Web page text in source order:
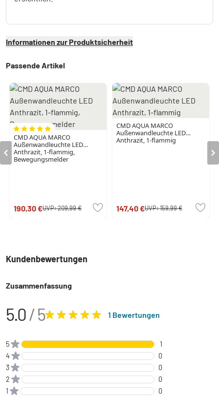
Informationen zur Produktsicherheit
Passende Artikel
CMD AQUA MARCO
Außenwandleuchte LED
Anthrazit, 1-flammig,
Bewegungsmelder
190,30 €UVP:209,99 €
CMD AQUA MARCO
Außenwandleuchte LED
Anthrazit, 1-flammig
147,40 €UVP:159,99 €
Kundenbewertungen
Zusammenfassung
5.0/ 5 1 Bewertungen
5
1
4
0
3
0
2
0
1
0